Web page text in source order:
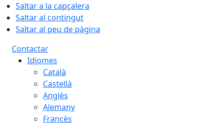
Saltar a la capçalera
Saltar al contingut
Saltar al peu de pàgina
Contactar
Idiomes
Català
Castellà
Anglès
Alemany
Francès